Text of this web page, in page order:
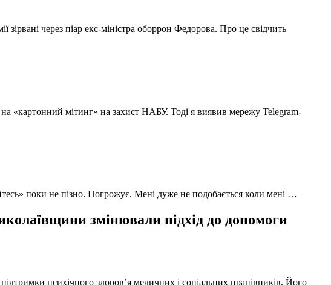
через піар екс-міністра оборрон Федорова. Про це свідчить
«картонний мітинг» на захист НАБУ. Тоді я виявив мережу Telegram-
поки не пізно. Погрожує. Мені дуже не подобається коли мені …
змінювали підхід до допомоги
психічного здоров’я медичних і соціальних працівників. Його